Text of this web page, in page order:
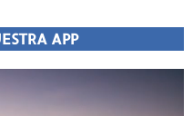
APP